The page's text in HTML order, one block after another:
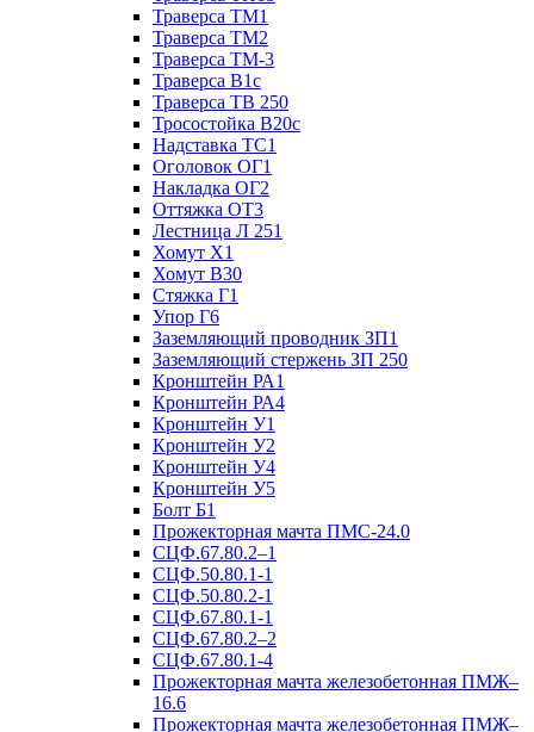
Траверса ТМ1
Траверса ТМ2
Траверса ТМ-3
Траверса В1с
Траверса ТВ 250
Тросостойка В20с
Надставка ТС1
Оголовок ОГ1
Накладка ОГ2
Оттяжка ОТ3
Лестница Л 251
Хомут Х1
Хомут В30
Стяжка Г1
Упор Г6
Заземляющий проводник ЗП1
Заземляющий стержень ЗП 250
Кронштейн РА1
Кронштейн РА4
Кронштейн У1
Кронштейн У2
Кронштейн У4
Кронштейн У5
Болт Б1
Прожекторная мачта ПМС-24.0
СЦФ.67.80.2–1
СЦФ.50.80.1-1
СЦФ.50.80.2-1
СЦФ.67.80.1-1
СЦФ.67.80.2–2
СЦФ.67.80.1-4
Прожекторная мачта железобетонная ПМЖ–
16.6
Прожекторная мачта железобетонная ПМЖ–